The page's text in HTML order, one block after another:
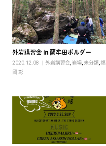
外岩講習会 in 藺牟田ボルダー
2020.12.08 外岩講習会,岩場,未分類,福
岡 彰